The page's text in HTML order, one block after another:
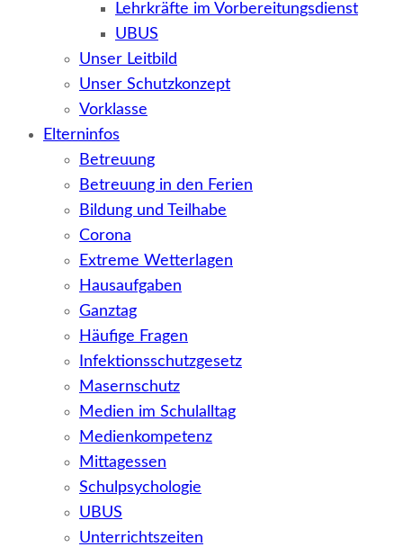
Lehrkräfte im Vorbereitungsdienst
UBUS
Unser Leitbild
Unser Schutzkonzept
Vorklasse
Elterninfos
Betreuung
Betreuung in den Ferien
Bildung und Teilhabe
Corona
Extreme Wetterlagen
Hausaufgaben
Ganztag
Häufige Fragen
Infektionsschutzgesetz
Masernschutz
Medien im Schulalltag
Medienkompetenz
Mittagessen
Schulpsychologie
UBUS
Unterrichtszeiten